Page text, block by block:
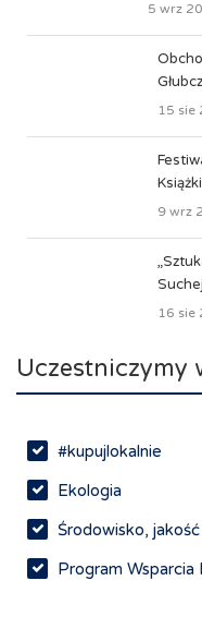
5 wrz
15 sie
9 wrz
16 sie
Uczestniczymy
#kupujlokalnie
Ekologia
Środowisko,
Program Wsparcia